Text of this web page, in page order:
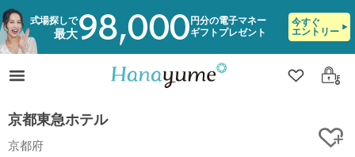
式場探しで
最大98,000 円分の電子マネー
ギフトプレゼント
今すぐ
エントリー
クリップ
ログ
京都東急ホテル
京都府